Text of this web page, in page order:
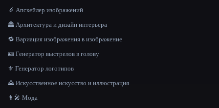
🔬 Апскейлер изображений
🏯 Архитектура и дизайн интерьера
🔁 Вариация изображения в изображение
🪪 Генератор выстрелов в голову
⚜️ Генератор логотипов
🌄 Искусственное искусство и иллюстрация
👩‍🎤 Мода